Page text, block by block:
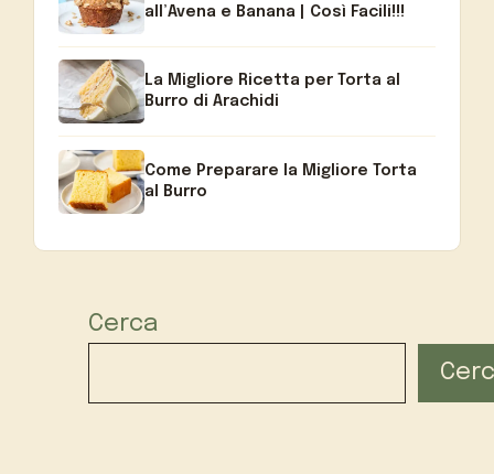
all’Avena e Banana | Così Facili!!!
La Migliore Ricetta per Torta al
Burro di Arachidi
Come Preparare la Migliore Torta
al Burro
Cerca